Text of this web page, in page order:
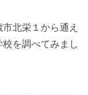
北栄１から通え
校を調べてみまし